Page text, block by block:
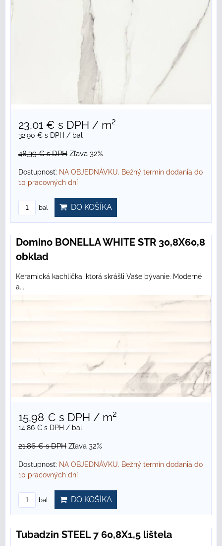
23,01 € s DPH / m²
32,90 € s DPH / bal
48,39 €s DPH Zľava 32%
Dostupnosť: NA OBJEDNÁVKU. Bežný termín dodania do
10 pracovných dní
bal DO KOŠÍKA
Domino BONELLA WHITE STR 30,8X60,8
obklad
Keramická kachlička, ktorá skrášli Vaše bývanie. Moderné
a...
15,98 € s DPH / m²
14,86 € s DPH / bal
21,86 €s DPH Zľava 32%
Dostupnosť: NA OBJEDNÁVKU. Bežný termín dodania do
10 pracovných dní
bal DO KOŠÍKA
Tubadzin STEEL 7 60,8X1,5 lištela